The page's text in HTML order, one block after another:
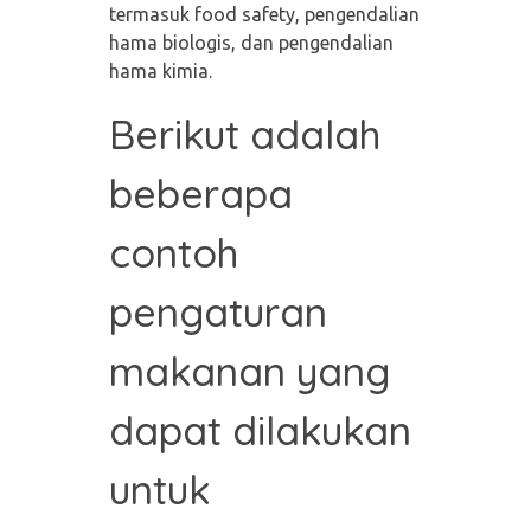
termasuk food safety, pengendalian
hama biologis, dan pengendalian
hama kimia.
Berikut adalah
beberapa
contoh
pengaturan
makanan yang
dapat dilakukan
untuk